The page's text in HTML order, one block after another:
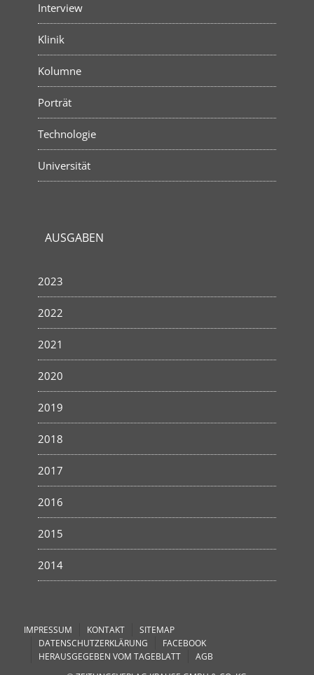
Interview
Klinik
Kolumne
Porträt
Technologie
Universität
AUSGABEN
2023
2022
2021
2020
2019
2018
2017
2016
2015
2014
IMPRESSUM KONTAKT
SITEMAP
DATENSCHUTZERKLÄRUNG
FACEBOOK
HERAUSGEGEBEN VOM TAGEBLATT
AGB